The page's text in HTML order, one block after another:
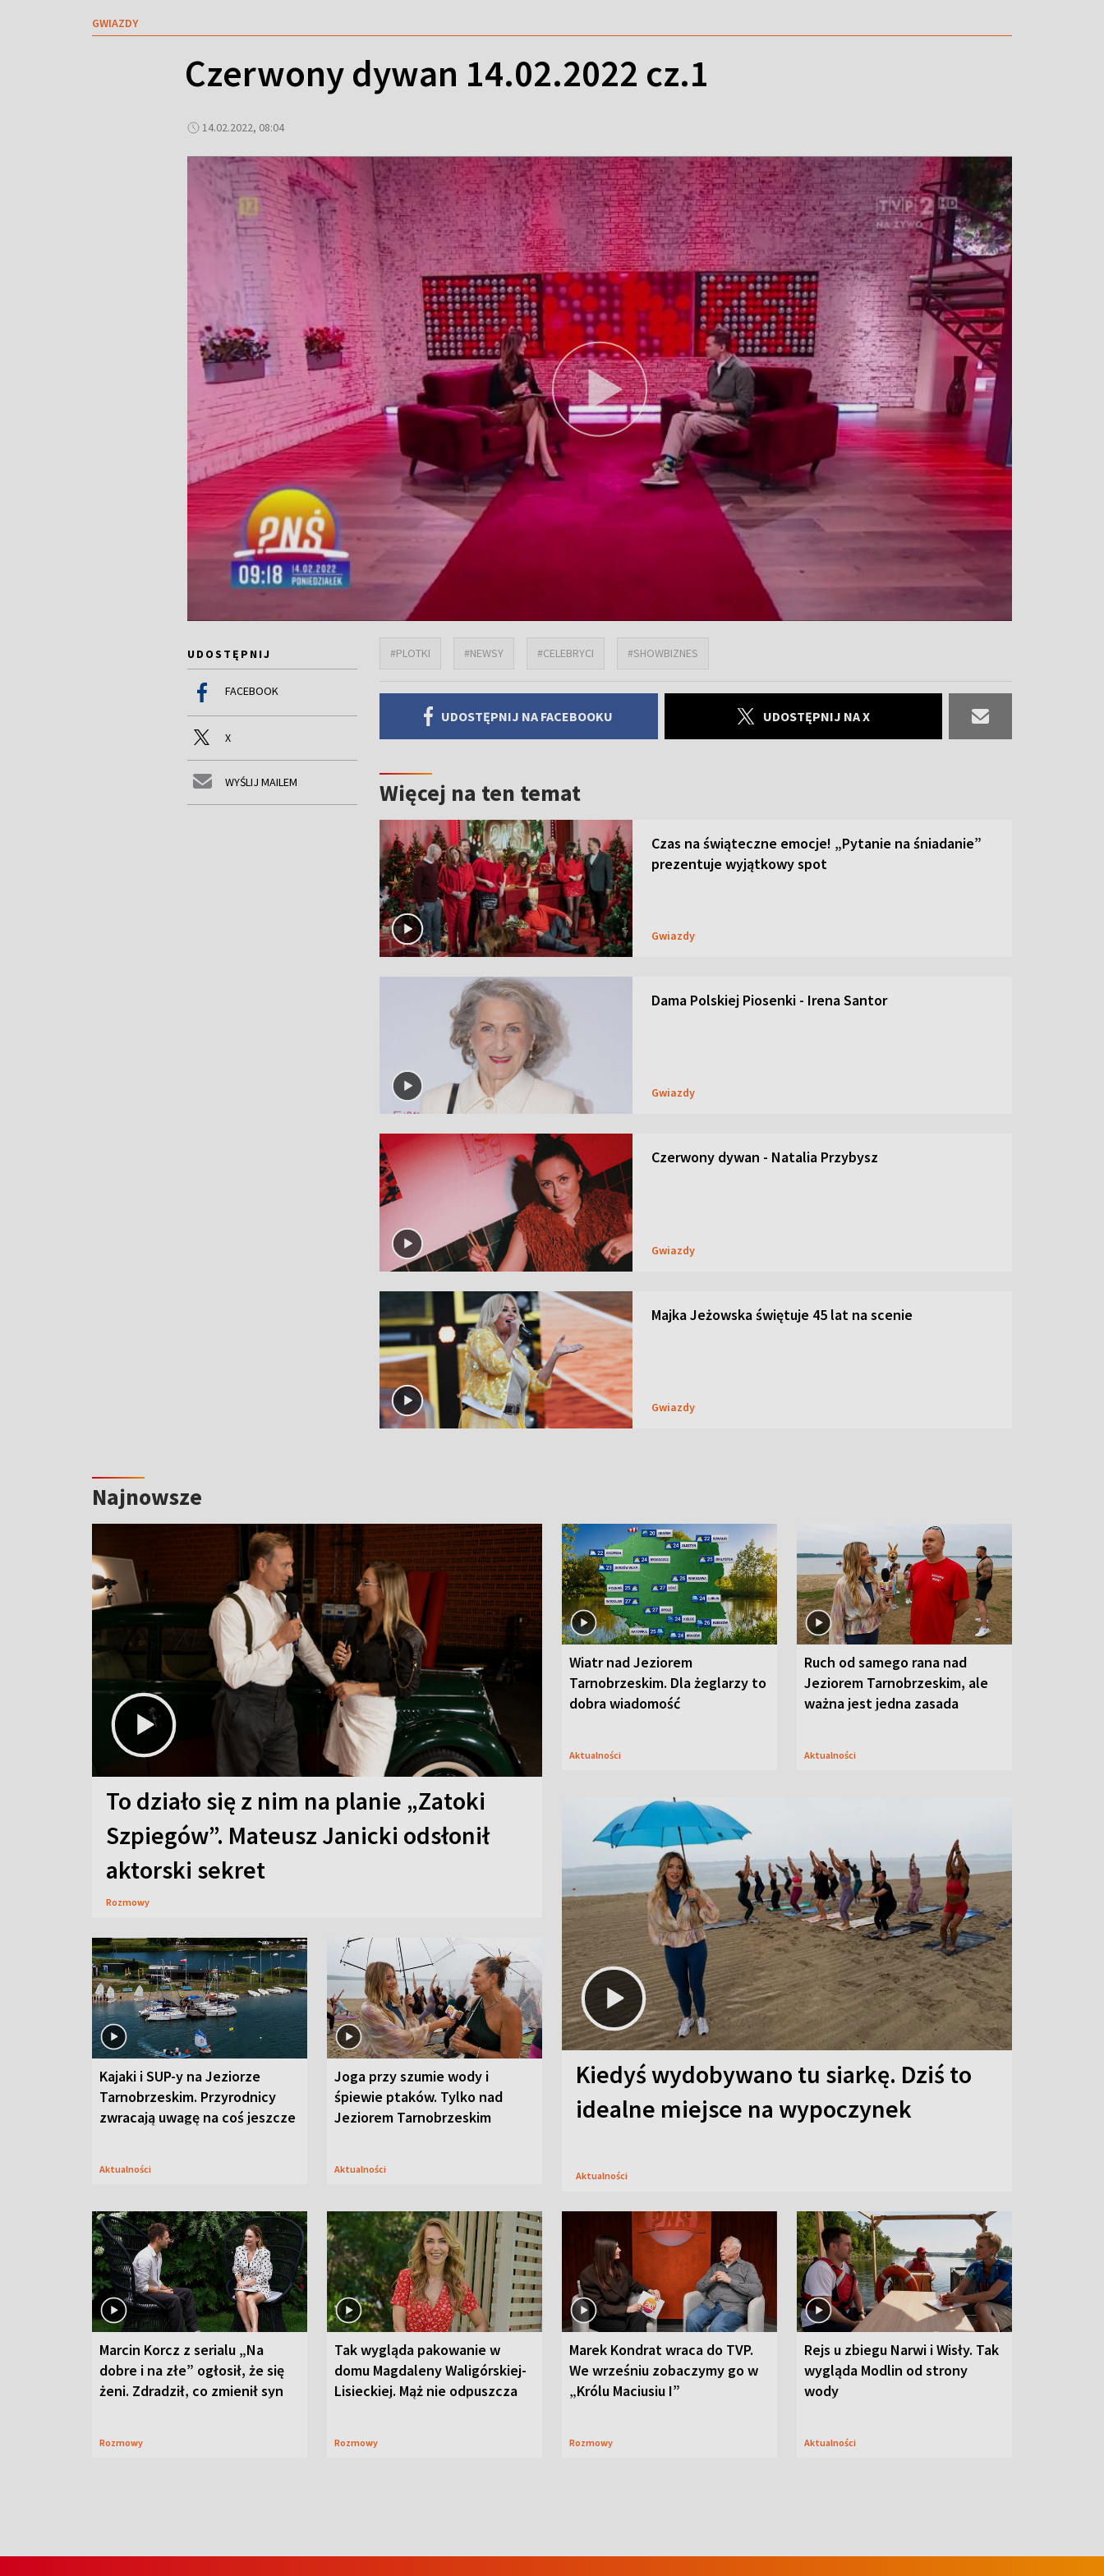
GWIAZDY
Czerwony dywan 14.02.2022 cz.1
14.02.2022, 08:04
UDOSTĘPNIJ
FACEBOOK
X
WYŚLIJ MAILEM
#PLOTKI #NEWSY #CELEBRYCI #SHOWBIZNES
UDOSTĘPNIJ NA FACEBOOKU UDOSTĘPNIJ NA X
Więcej na ten temat
Czas na świąteczne emocje! „Pytanie na śniadanie”
prezentuje wyjątkowy spot
Gwiazdy
Dama Polskiej Piosenki - Irena Santor
Gwiazdy
Czerwony dywan - Natalia Przybysz
Gwiazdy
Majka Jeżowska świętuje 45 lat na scenie
Gwiazdy
Najnowsze
To działo się z nim na planie „Zatoki
Szpiegów”. Mateusz Janicki odsłonił
aktorski sekret
Rozmowy
Wiatr nad Jeziorem
Tarnobrzeskim. Dla żeglarzy to
dobra wiadomość
Aktualności
Ruch od samego rana nad
Jeziorem Tarnobrzeskim, ale
ważna jest jedna zasada
Aktualności
Kajaki i SUP-y na Jeziorze
Tarnobrzeskim. Przyrodnicy
zwracają uwagę na coś jeszcze
Aktualności
Joga przy szumie wody i
śpiewie ptaków. Tylko nad
Jeziorem Tarnobrzeskim
Aktualności
Kiedyś wydobywano tu siarkę. Dziś to
idealne miejsce na wypoczynek
Aktualności
Marcin Korcz z serialu „Na
dobre i na złe” ogłosił, że się
żeni. Zdradził, co zmienił syn
Rozmowy
Tak wygląda pakowanie w
domu Magdaleny Waligórskiej-
Lisieckiej. Mąż nie odpuszcza
Rozmowy
Marek Kondrat wraca do TVP.
We wrześniu zobaczymy go w
„Królu Maciusiu I”
Rozmowy
Rejs u zbiegu Narwi i Wisły. Tak
wygląda Modlin od strony
wody
Aktualności